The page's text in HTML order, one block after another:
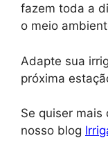
fazem toda a
o meio
Adapte sua
próxima
Se quiser
nosso blog